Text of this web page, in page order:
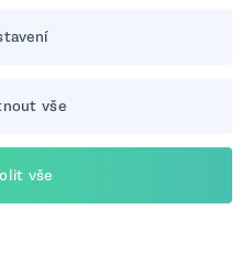
zdraví české populace"; CASI;
vše
vše